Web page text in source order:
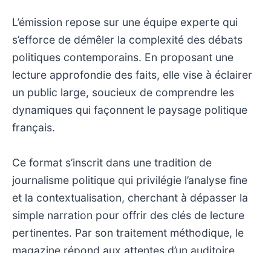
L’émission repose sur une équipe experte qui
s’efforce de démêler la complexité des débats
politiques contemporains. En proposant une
lecture approfondie des faits, elle vise à éclairer
un public large, soucieux de comprendre les
dynamiques qui façonnent le paysage politique
français.
Ce format s’inscrit dans une tradition de
journalisme politique qui privilégie l’analyse fine
et la contextualisation, cherchant à dépasser la
simple narration pour offrir des clés de lecture
pertinentes. Par son traitement méthodique, le
magazine répond aux attentes d’un auditoire